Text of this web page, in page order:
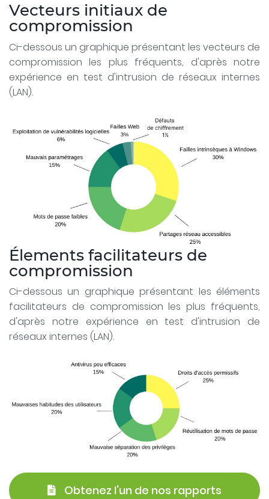
Vecteurs initiaux de
compromission
Ci-dessous un graphique présentant les vecteurs de
compromission les plus fréquents, d'après notre
expérience en test d'intrusion de réseaux internes
(LAN).
Élements facilitateurs de
compromission
Ci-dessous un graphique présentant les éléments
facilitateurs de compromission les plus fréquents,
d'après notre expérience en test d'intrusion de
réseaux internes (LAN).
Obtenez l'un de nos rapports